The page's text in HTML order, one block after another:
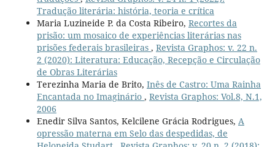
Tradução literária: história, teoria e crítica
Maria Luzineide P. da Costa Ribeiro, Recortes da
prisão: um mosaico de experiências literárias nas
prisões federais brasileiras , Revista Graphos: v. 22 n.
2 (2020): Literatura: Educação, Recepção e Circulação
de Obras Literárias
Terezinha Maria de Brito, Inês de Castro: Uma Rainha
Encantada no Imaginário , Revista Graphos: Vol.8, N.1,
2006
Enedir Silva Santos, Kelcilene Grácia Rodrigues, A
opressão materna em Selo das despedidas, de